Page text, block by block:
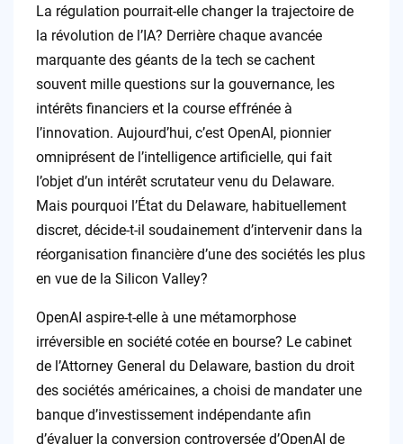
La régulation pourrait-elle changer la trajectoire de
la révolution de l’IA? Derrière chaque avancée
marquante des géants de la tech se cachent
souvent mille questions sur la gouvernance, les
intérêts financiers et la course effrénée à
l’innovation. Aujourd’hui, c’est OpenAI, pionnier
omniprésent de l’intelligence artificielle, qui fait
l’objet d’un intérêt scrutateur venu du Delaware.
Mais pourquoi l’État du Delaware, habituellement
discret, décide-t-il soudainement d’intervenir dans la
réorganisation financière d’une des sociétés les plus
en vue de la Silicon Valley?
OpenAI aspire-t-elle à une métamorphose
irréversible en société cotée en bourse? Le cabinet
de l’Attorney General du Delaware, bastion du droit
des sociétés américaines, a choisi de mandater une
banque d’investissement indépendante afin
d’évaluer la conversion controversée d’OpenAI de